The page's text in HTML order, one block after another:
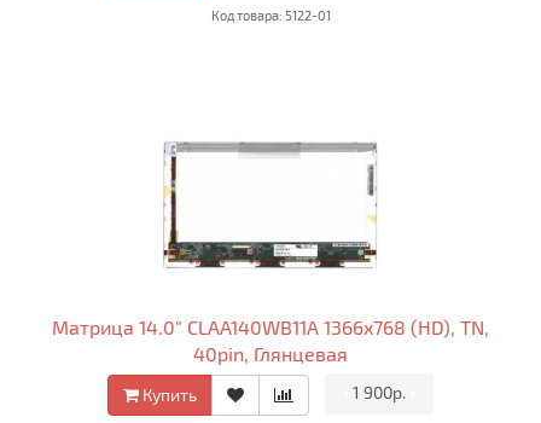
Код товара: 5122-01
Матрица 14.0" CLAA140WB11A 1366x768 (HD), TN,
40pin, Глянцевая
Купить 1 900р.